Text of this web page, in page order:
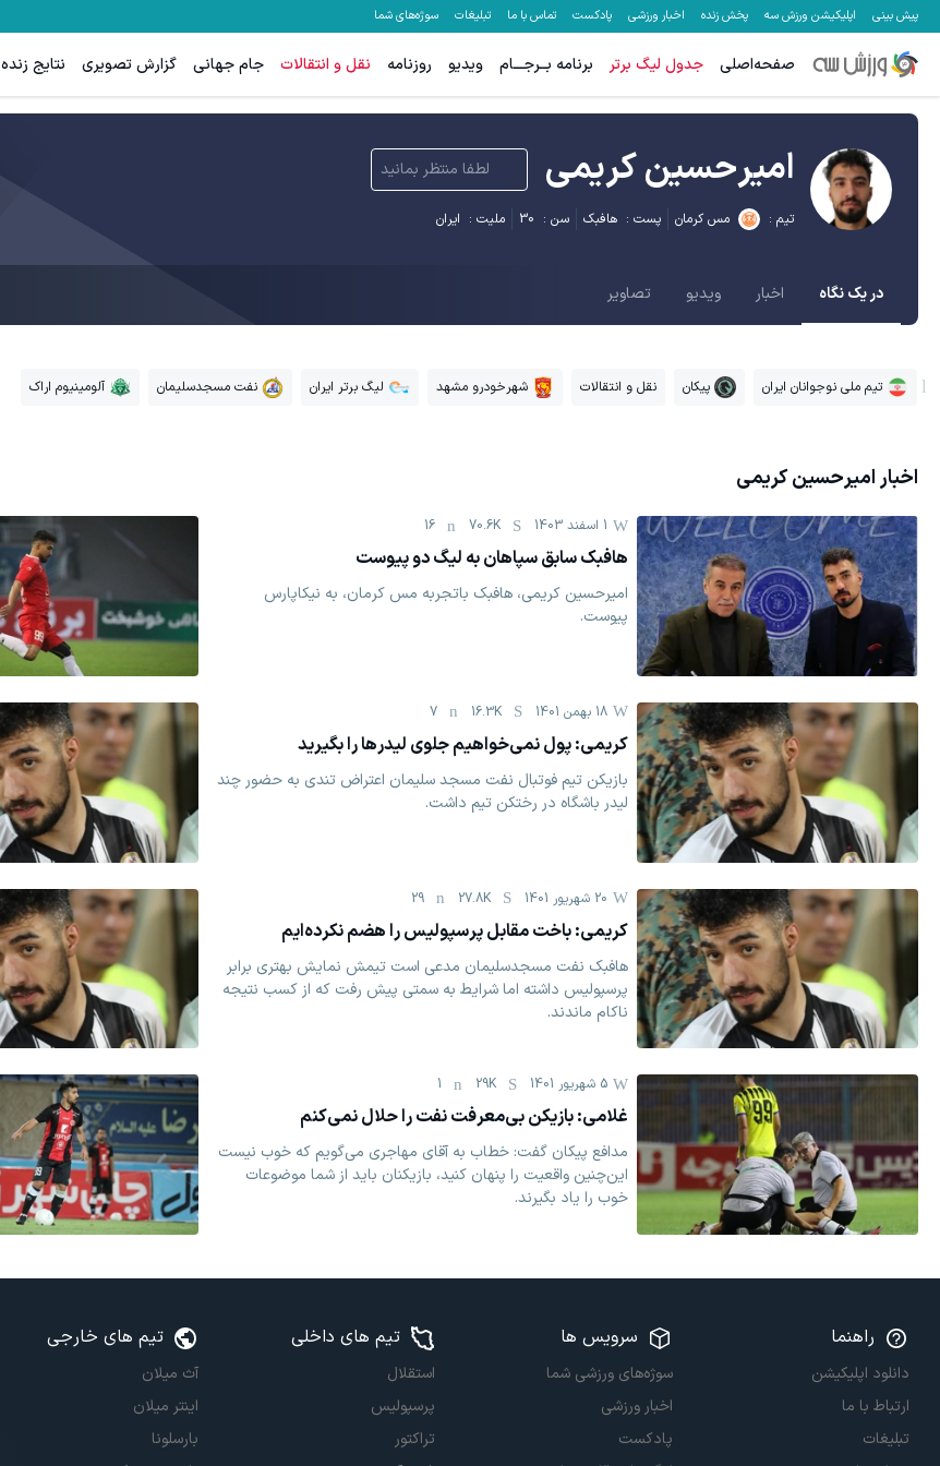
پیش بینی اپلیکیشن ورزش سه پخش زنده اخبار ورزشی پادکست تماس با ما تبلیغات سوژه‌های شما
صفحه‌اصلی جدول لیگ برتر برنامه بــرجـــام ویدیو روزنامه نقل و انتقالات جام جهانی گزارش تصویری نتایج زنده
امیرحسین کریمی لطفا منتظر بمانید
تیم : مس کرمان پست : هافبک سن : 30 ملیت : ایران
در یک نگاه اخبار ویدیو تصاویر
تیم ملی نوجوانان ایران پیکان نقل و انتقالات شهرخودرو مشهد لیگ برتر ایران نفت مسجدسلیمان آلومینیوم اراک
اخبارامیرحسین کریمی
1 اسفند 1403 70.6K
16
هافبک سابق سپاهان به لیگ دو پیوست
امیرحسین کریمی، هافبک باتجربه مس کرمان، به نیکاپارس
پیوست.
18 بهمن 1401 16.3K
7
کریمی: پول نمی‌خواهیم جلوی لیدرها را بگیرید
بازیکن تیم فوتبال نفت مسجد سلیمان اعتراض تندی به حضور چند
لیدر باشگاه در رختکن تیم داشت.
20 شهریور 1401 27.8K
29
کریمی: باخت مقابل پرسپولیس را هضم نکرده‌ایم
هافبک نفت مسجدسلیمان مدعی است تیمش نمایش بهتری برابر
پرسپولیس داشته اما شرایط به سمتی پیش رفت که از کسب نتیجه
ناکام ماندند.
5 شهریور 1401 29K
1
غلامی: بازیکن بی‌معرفت نفت را حلال نمی‌کنم
مدافع پیکان گفت: خطاب به آقای مهاجری می‌گویم که خوب نیست
این‌چنین واقعیت را پنهان کنید، بازیکنان باید از شما موضوعات
خوب را یاد بگیرند.
راهنما
دانلود اپلیکیشن
ارتباط با ما
تبلیغات
سرویس ها
سوژه‌های ورزشی شما
اخبار ورزشی
پادکست
تیم های داخلی
استقلال
پرسپولیس
تراکتور
تیم های خارجی
آث میلان
اینتر میلان
بارسلونا